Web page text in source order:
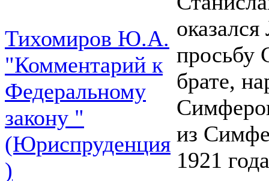
Тихомиров Ю.А.
"Комментарий к
Федеральному
закону "
(Юриспруденция
)
просьбу
брате,
из
1921